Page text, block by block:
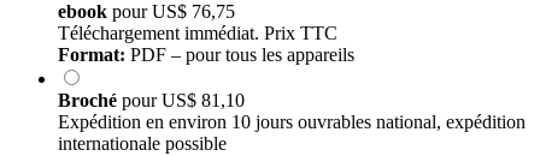
ebook pourUS$ 76,75
Téléchargement immédiat. Prix TTC
Format: PDF – pour tous les appareils
Broché pourUS$ 81,10
Expédition en environ 10 jours ouvrables national, expédition
internationale possible